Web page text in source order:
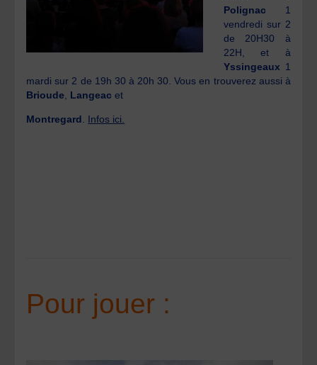
Polignac 1
vendredi sur 2
de 20H30 à
22H, et à
Yssingeaux 1
mardi sur 2 de 19h 30 à 20h 30. Vous en trouverez aussi à
Brioude
Langeac et
Montregard Infos ici.
Pour jouer :